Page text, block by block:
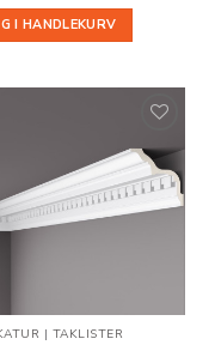
I HANDLEKURV
Legg til
i
ønskeliste
| TAKLISTER